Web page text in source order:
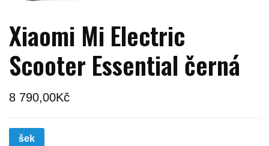
Xiaomi Mi Electric
Scooter Essential černá
8 790,00Kč
šek